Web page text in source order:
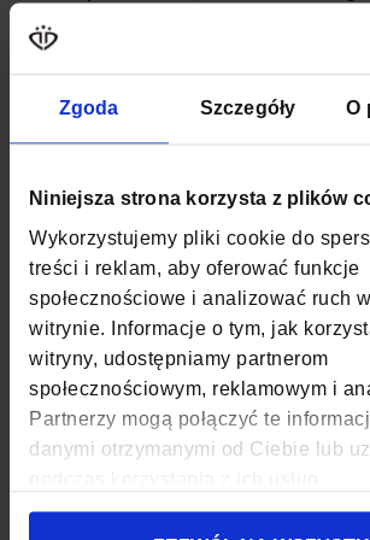
Zgoda Szczegóły O
Niniejsza strona korzysta z plików
Wykorzystujemy pliki cookie do
treści i reklam, aby oferować funkcje
społecznościowe i analizować ruch
witrynie. Informacje o tym, jak
witryny, udostępniamy partnerom
społecznościowym, reklamowym i
Partnerzy mogą połączyć te
danymi otrzymanymi od Ciebie lub
Więcej
informacji
SKU
WAGA
GŁĘBOKOŚĆ
WYSOKOŚĆ
KOD EAN
ILOŚĆ KOMÓR